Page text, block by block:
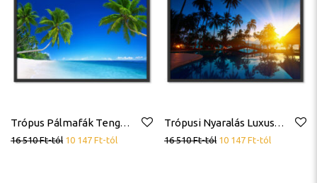
Trópus Pálmafák Tengerpart Poszter
16 510Ft-tól 10 147 Ft-tól
Trópusi Nyaralás Luxus Hotel Medence Poszter
16 510Ft-tól 10 147 Ft-tól